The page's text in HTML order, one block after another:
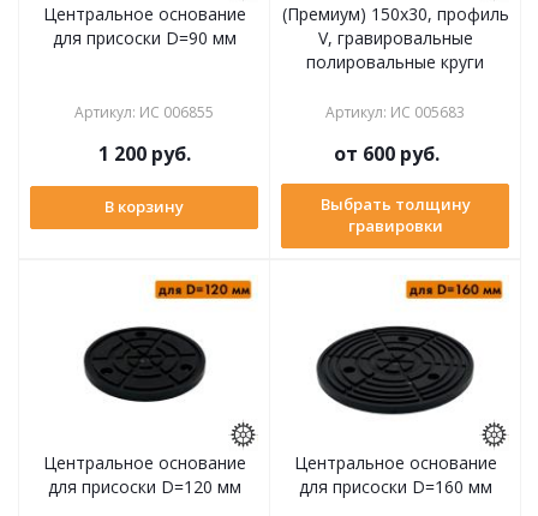
Центральное основание
для присоски D=90 мм
Артикул: ИС 006855
1 200руб.
В корзину
(Премиум) 150x30, профиль
V, гравировальные
полировальные круги
Артикул: ИС 005683
от 600 руб.
Выбрать толщину
гравировки
Центральное основание
для присоски D=120 мм
Центральное основание
для присоски D=160 мм